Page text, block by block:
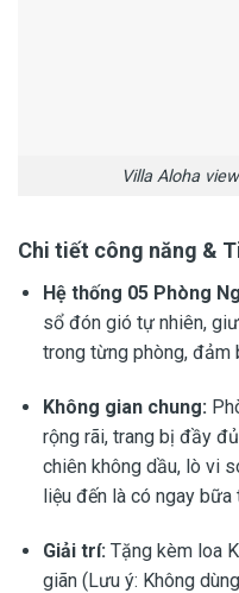
Villa Aloha
Chi tiết công năng &
Hệ thống 05 Phòng
sổ đón gió tự nhiên,
trong từng phòng, đảm
Không gian chung:
rộng rãi, trang bị đầy
chiên không dầu, lò vi
liệu đến là có ngay
Giải trí: Tặng kèm loa
giãn (Lưu ý: Không